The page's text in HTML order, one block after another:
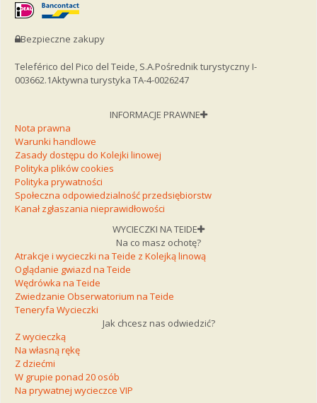
Bezpieczne zakupy
Teleférico del Pico del Teide, S.A.Pośrednik turystyczny I-
003662.1Aktywna turystyka TA-4-0026247
INFORMACJE PRAWNE
Nota prawna
Warunki handlowe
Zasady dostępu do Kolejki linowej
Polityka plików cookies
Polityka prywatności
Społeczna odpowiedzialność przedsiębiorstw
Kanał zgłaszania nieprawidłowości
WYCIECZKI NA TEIDE
Na co masz ochotę?
Atrakcje i wycieczki na Teide z Kolejką linową
Oglądanie gwiazd na Teide
Wędrówka na Teide
Zwiedzanie Obserwatorium na Teide
Teneryfa Wycieczki
Jak chcesz nas odwiedzić?
Z wycieczką
Na własną rękę
Z dziećmi
W grupie ponad 20 osób
Na prywatnej wycieczce VIP